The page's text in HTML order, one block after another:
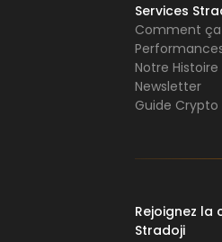
Services
Comment
Notre Histoire
Newsletter
Guide Crypto
Rejoignez la
Stradoji